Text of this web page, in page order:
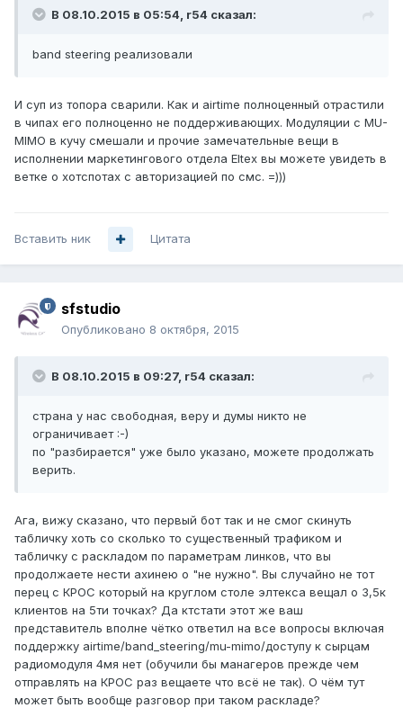
В 08.10.2015 в 05:54, r54 сказал:
band steering реализовали
И суп из топора сварили. Как и airtime полноценный отрастили
в чипах его полноценно не поддерживающих. Модуляции с MU-
MIMO в кучу смешали и прочие замечательные вещи в
исполнении маркетингового отдела Eltex вы можете увидеть в
ветке о хотспотах с авторизацией по смс. =)))
Вставить ник Цитата
sfstudio
Опубликовано 8 октября, 2015
В 08.10.2015 в 09:27, r54 сказал:
страна у нас свободная, веру и думы никто не
ограничивает :-)
по "разбирается" уже было указано, можете продолжать
верить.
Ага, вижу сказано, что первый бот так и не смог скинуть
табличку хоть со сколько то существенный трафиком и
табличку с раскладом по параметрам линков, что вы
продолжаете нести ахинею о "не нужно". Вы случайно не тот
перец с КРОС который на круглом столе элтекса вещал о 3,5к
клиентов на 5ти точках? Да ктстати этот же ваш
представитель вполне чётко ответил на все вопросы включая
поддержку airtime/band_steering/mu-mimo/доступу к сырцам
радиомодуля 4мя нет (обучили бы манагеров прежде чем
отправлять на КРОС раз вещаете что всё не так). О чём тут
может быть вообще разговор при таком раскладе?